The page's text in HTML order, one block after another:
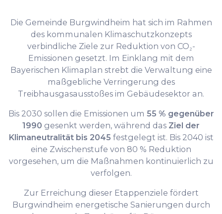
Die Gemeinde Burgwindheim hat sich im Rahmen
des kommunalen Klimaschutzkonzepts
verbindliche Ziele zur Reduktion von CO₂-
Emissionen gesetzt. Im Einklang mit dem
Bayerischen Klimaplan strebt die Verwaltung eine
maßgebliche Verringerung des
Treibhausgasausstoßes im Gebäudesektor an.
Bis 2030 sollen die Emissionen um 55 % gegenüber
1990 gesenkt werden, während das Ziel der
Klimaneutralität bis 2045 festgelegt ist. Bis 2040 ist
eine Zwischenstufe von 80 % Reduktion
vorgesehen, um die Maßnahmen kontinuierlich zu
verfolgen.
Zur Erreichung dieser Etappenziele fördert
Burgwindheim energetische Sanierungen durch